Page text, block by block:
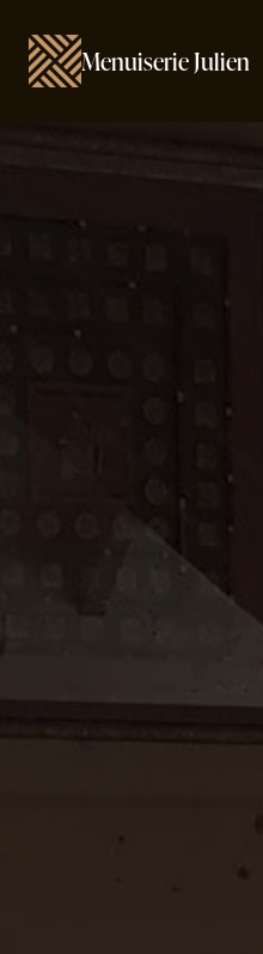
Menuiserie Julien